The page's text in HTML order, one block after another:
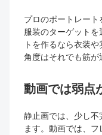
プロのポートレー
服装のターゲット
トを作るなら衣装
角度はそれでも筋が
動画では弱点
静止画では、少し不
ます。動画では、